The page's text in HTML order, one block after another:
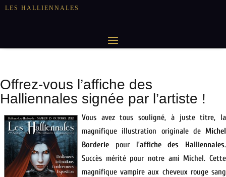
LES HALLIENNALES
Offrez-vous l’affiche des
Halliennales signée par l’artiste !
Vous avez tous souligné, à juste titre, la
magnifique illustration originale de Michel
Borderie pour l’affiche des Halliennales.
Succès mérité pour notre ami Michel. Cette
magnifique vampire aux cheveux rouge sang